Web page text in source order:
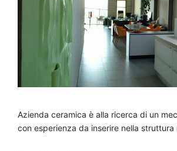
Azienda ceramica è alla ricerca di un
con esperienza da inserire nella struttura